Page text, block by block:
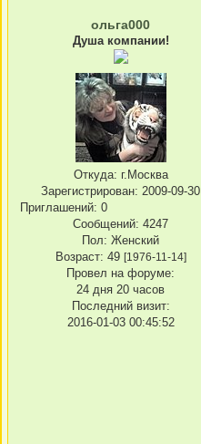
ольга000
Душа компании!
Откуда: г.Москва
Зарегистрирован: 2009-09-30
Приглашений: 0
Сообщений: 4247
Пол: Женский
Возраст: 49 [1976-11-14]
Провел на форуме:
24 дня 20 часов
Последний визит:
2016-01-03 00:45:52